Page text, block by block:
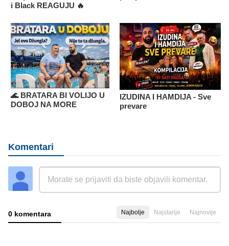
i Black REAGUJU 🔥
🌊 BRATARA BI VOLIJO U
DOBOJ NA MORE
IZUDINA I HAMDIJA - Sve
prevare
Komentari
0 komentara Najbolje Najstarije Najnovije